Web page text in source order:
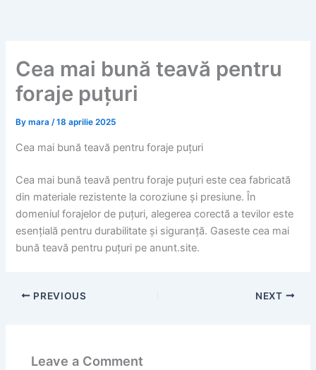
Cea mai bună teavă pentru
foraje puțuri
Bymara/18 aprilie 2025
Cea mai bună teavă pentru foraje puțuri
Cea mai bună teavă pentru foraje puțuri este cea fabricată
din materiale rezistente la coroziune și presiune. În
domeniul forajelor de puțuri, alegerea corectă a tevilor este
esențială pentru durabilitate și siguranță. Gaseste cea mai
bună teavă pentru puțuri pe anunt.site.
PREVIOUS NEXT
Leave a Comment